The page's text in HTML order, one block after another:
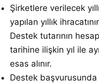
Şirketlere verilecek
yapılan yıllık
Destek tutarının
tarihine ilişkin yıl ile
esas alınır.
Destek